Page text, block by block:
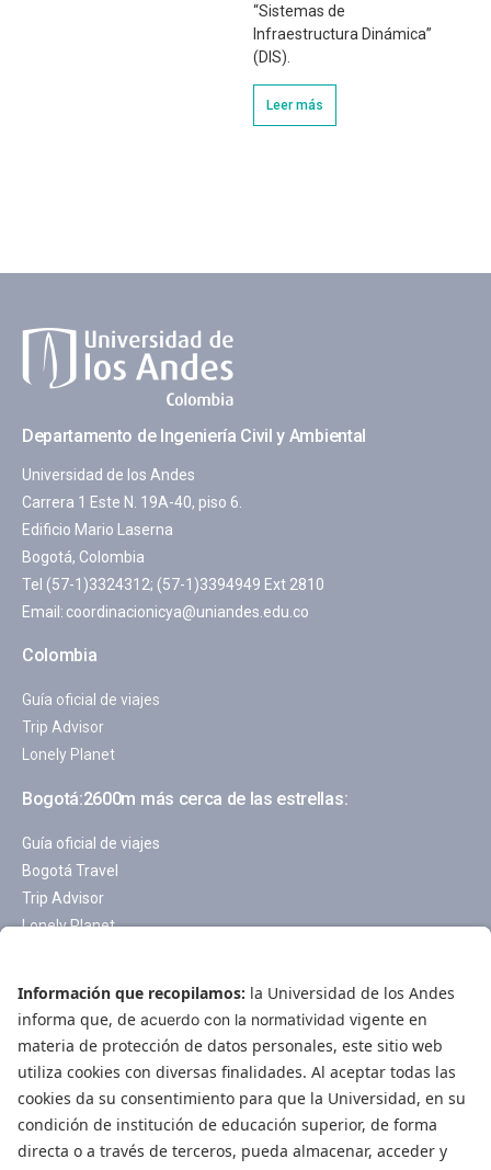
“Sistemas de
Infraestructura Dinámica”
(DIS).
Leer más
Departamento de Ingeniería Civil y Ambiental
Universidad de los Andes
Carrera 1 Este N. 19A-40, piso 6.
Edificio Mario Laserna
Bogotá, Colombia
Tel (57-1)3324312; (57-1)3394949 Ext 2810
Email: coordinacionicya@uniandes.edu.co
Colombia
Guía oficial de viajes
Trip Advisor
Lonely Planet
Bogotá:2600m más cerca de las estrellas:
Guía oficial de viajes
Bogotá Travel
Trip Advisor
Lonely Planet